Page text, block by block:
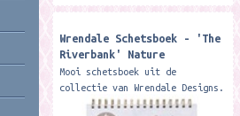
Wrendale Schetsboek - 'The
Riverbank' Nature
Sketchbook
Mooi schetsboek uit de
collectie van Wrendale Designs.
A4 formaat 48 blanco bladzijden